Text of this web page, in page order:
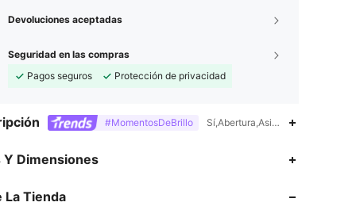
Devoluciones aceptadas
Seguridad en las compras
Pagos seguros
Protección de privacidad
#MomentosDeBrillo Sí,Abertura,Asimétrico,Lavar a
Y Dimensiones
La Tienda
4.88